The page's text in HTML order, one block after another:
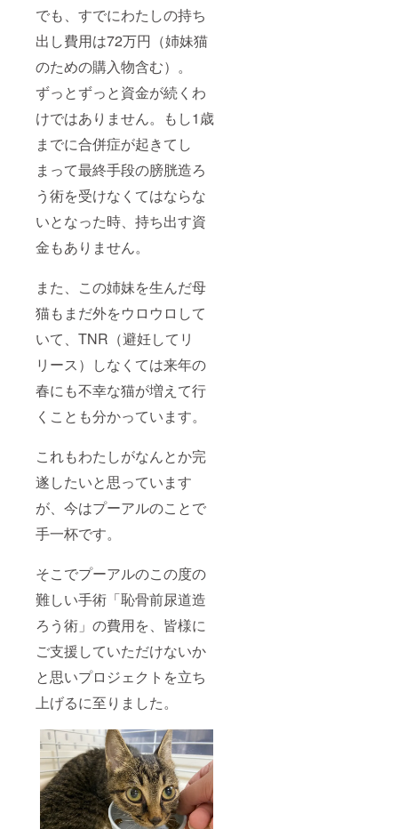
でも、すでにわたしの持ち
出し費用は72万円（姉妹猫
のための購入物含む）。
ずっとずっと資金が続くわ
けではありません。もし1歳
までに合併症が起きてし
まって最終手段の膀胱造ろ
う術を受けなくてはならな
いとなった時、持ち出す資
金もありません。
また、この姉妹を生んだ母
猫もまだ外をウロウロして
いて、TNR（避妊してリ
リース）しなくては来年の
春にも不幸な猫が増えて行
くことも分かっています。
これもわたしがなんとか完
遂したいと思っています
が、今はプーアルのことで
手一杯です。
そこでプーアルのこの度の
難しい手術「恥骨前尿道造
ろう術」の費用を、皆様に
ご支援していただけないか
と思いプロジェクトを立ち
上げるに至りました。